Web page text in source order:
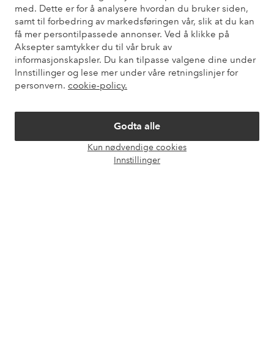
med. Dette er for å analysere hvordan du bruker siden,
samt til forbedring av markedsføringen vår, slik at du kan
få mer persontilpassede annonser. Ved å klikke på
Aksepter samtykker du til vår bruk av
informasjonskapsler. Du kan tilpasse valgene dine under
Innstillinger og lese mer under våre retningslinjer for
personvern. cookie-policy.
Godta alle
Kun nødvendige cookies
Innstillinger
Kundeservice Bestilling Betalingsmåte
Mine sider
Om Ellos